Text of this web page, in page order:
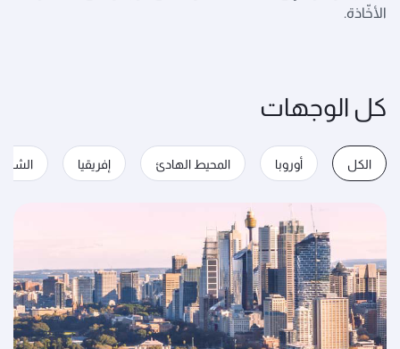
الأخّاذة.
كل الوجهات
الكل أوروبا المحيط الهادئ إفريقيا